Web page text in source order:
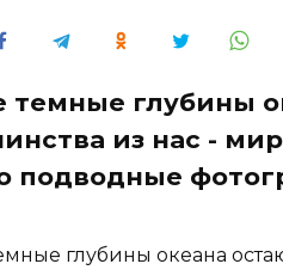
темные глубины
из нас -
подводные
глубины океана